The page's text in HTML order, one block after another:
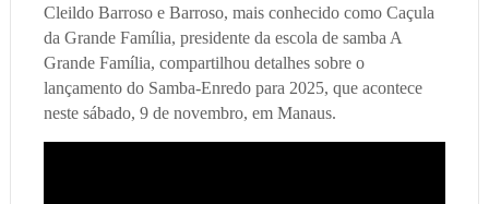
Cleildo Barroso e Barroso, mais conhecido como Caçula
da Grande Família, presidente da escola de samba A
Grande Família, compartilhou detalhes sobre o
lançamento do Samba-Enredo para 2025, que acontece
neste sábado, 9 de novembro, em Manaus.